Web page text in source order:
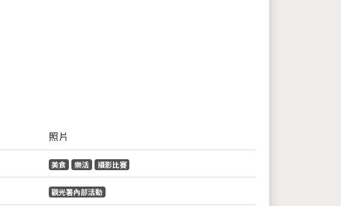
照片
美食 樂活 攝影比賽
觀光署內部活動